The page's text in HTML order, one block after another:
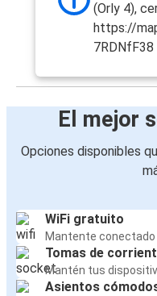
(Orly 4),
https://
7RDNfF38
El mejor
Opciones disponibles
WiFi gratuito
Mantente
Tomas de
Mantén tus
Asientos